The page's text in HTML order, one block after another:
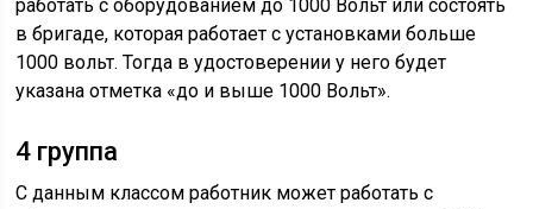
работать с оборудованием до 1000 Вольт или состоять
в бригаде, которая работает с установками больше
1000 вольт. Тогда в удостоверении у него будет
указана отметка «до и выше 1000 Вольт».
4 группа
С данным классом работник может работать с